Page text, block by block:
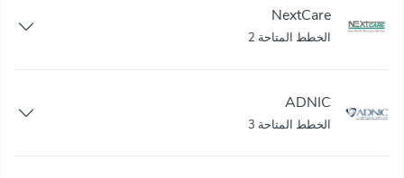
NextCare
الخطط المتاحة 2
ADNIC
الخطط المتاحة 3